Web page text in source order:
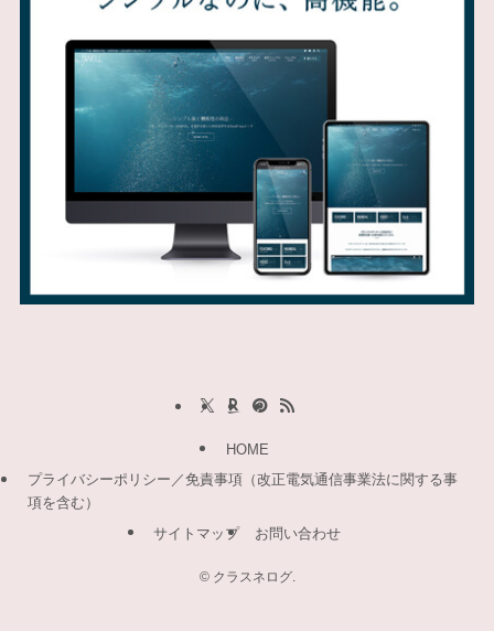
HOME
プライバシーポリシー／免責事項（改正電気通信事業法に関する事
項を含む）
サイトマップ
お問い合わせ
©クラスネログ.